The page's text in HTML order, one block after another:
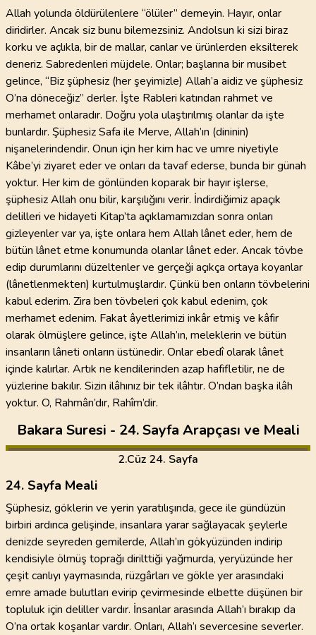
Allah yolunda öldürülenlere “ölüler” demeyin. Hayır, onlar
diridirler. Ancak siz bunu bilemezsiniz. Andolsun ki sizi biraz
korku ve açlıkla, bir de mallar, canlar ve ürünlerden eksilterek
deneriz. Sabredenleri müjdele. Onlar; başlarına bir musibet
gelince, “Biz şüphesiz (her şeyimizle) Allah’a aidiz ve şüphesiz
O’na döneceğiz” derler. İşte Rableri katından rahmet ve
merhamet onlaradır. Doğru yola ulaştırılmış olanlar da işte
bunlardır. Şüphesiz Safa ile Merve, Allah’ın (dininin)
nişanelerindendir. Onun için her kim hac ve umre niyetiyle
Kâbe’yi ziyaret eder ve onları da tavaf ederse, bunda bir günah
yoktur. Her kim de gönlünden koparak bir hayır işlerse,
şüphesiz Allah onu bilir, karşılığını verir. İndirdiğimiz apaçık
delilleri ve hidayeti Kitap’ta açıklamamızdan sonra onları
gizleyenler var ya, işte onlara hem Allah lânet eder, hem de
bütün lânet etme konumunda olanlar lânet eder. Ancak tövbe
edip durumlarını düzeltenler ve gerçeği açıkça ortaya koyanlar
(lânetlenmekten) kurtulmuşlardır. Çünkü ben onların tövbelerini
kabul ederim. Zira ben tövbeleri çok kabul edenim, çok
merhamet edenim. Fakat âyetlerimizi inkâr etmiş ve kâfir
olarak ölmüşlere gelince, işte Allah’ın, meleklerin ve bütün
insanların lâneti onların üstünedir. Onlar ebedî olarak lânet
içinde kalırlar. Artık ne kendilerinden azap hafifletilir, ne de
yüzlerine bakılır. Sizin ilâhınız bir tek ilâhtır. O’ndan başka ilâh
yoktur. O, Rahmân’dır, Rahîm’dir.
Bakara Suresi - 24. Sayfa Arapçası ve Meali
2.Cüz 24. Sayfa
24. Sayfa Meali
Şüphesiz, göklerin ve yerin yaratılışında, gece ile gündüzün
birbiri ardınca gelişinde, insanlara yarar sağlayacak şeylerle
denizde seyreden gemilerde, Allah’ın gökyüzünden indirip
kendisiyle ölmüş toprağı dirilttiği yağmurda, yeryüzünde her
çeşit canlıyı yaymasında, rüzgârları ve gökle yer arasındaki
emre amade bulutları evirip çevirmesinde elbette düşünen bir
topluluk için deliller vardır. İnsanlar arasında Allah’ı bırakıp da
O’na ortak koşanlar vardır. Onları, Allah’ı severcesine severler.